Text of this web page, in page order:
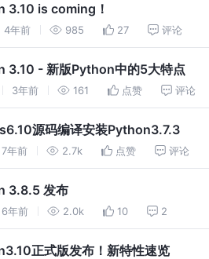
3.10 is coming！
4年前 985 27 评论
3.10 - 新版Python中的5大特点
3年前 161 点赞 评论
源码编译安装Python3.7.3
7年前 2.7k 点赞 评论
3.8.5 发布
6年前 2.0k 10 2
正式版发布！新特性速览